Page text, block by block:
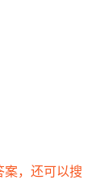
案，还可以搜